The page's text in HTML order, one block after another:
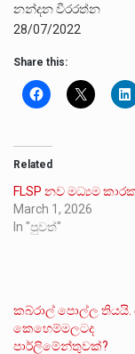
නන්දන වීරරත්න
28/07/2022
Share this:
Related
FLSP නව මධ්‍යම
March 1, 2026
In "පුවත්"
කබ්රාල් පොල්ල
කෙහෙම්මලටද
පාර්ලිමේන්තුවක්?